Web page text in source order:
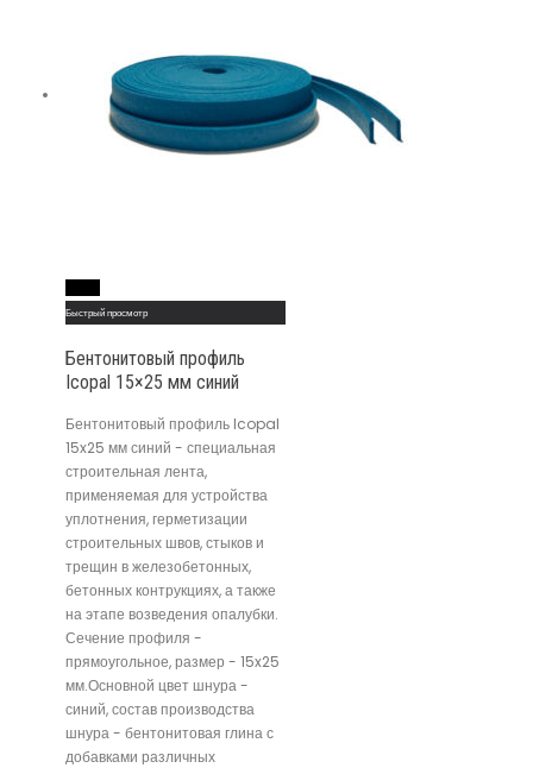
Быстрый просмотр
Бентонитовый профиль
Icopal 15×25 мм синий
Бентонитовый профиль Icopal
15x25 мм синий - специальная
строительная лента,
применяемая для устройства
уплотнения, герметизации
строительных швов, стыков и
трещин в железобетонных,
бетонных контрукциях, а также
на этапе возведения опалубки.
Сечение профиля -
прямоугольное, размер - 15x25
мм.Основной цвет шнура -
синий, состав производства
шнура - бентонитовая глина с
добавками различных